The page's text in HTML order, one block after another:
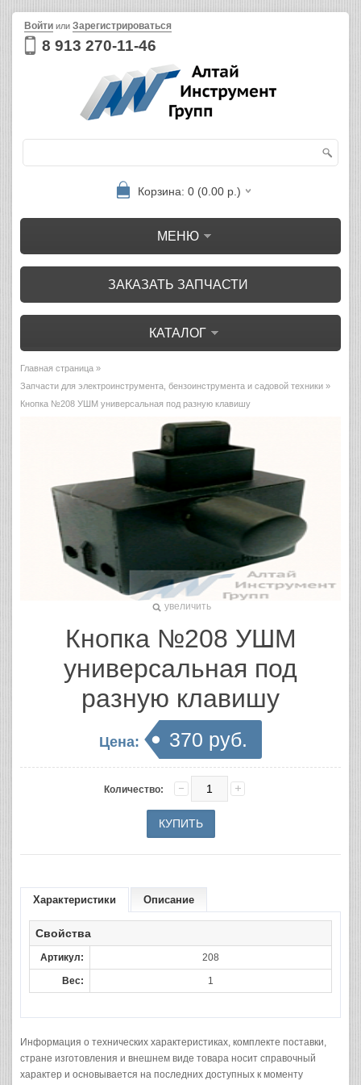
8 913 270-11-46
Войти или Зарегистрироваться
Корзина: 0 (0.00 р.)
МЕНЮ
ЗАКАЗАТЬ ЗАПЧАСТИ
КАТАЛОГ
Главная страница »
Запчасти для электроинструмента, бензоинструмента и садовой техники »
Кнопка №208 УШМ универсальная под разную клавишу
увеличить
Кнопка №208 УШМ
универсальная под
разную клавишу
Цена: 370 руб.
Количество:
Характеристики Описание
Свойства
Артикул: 208
Вес: 1
Информация о технических характеристиках, комплекте поставки,
стране изготовления и внешнем виде товара носит справочный
характер и основывается на последних доступных к моменту